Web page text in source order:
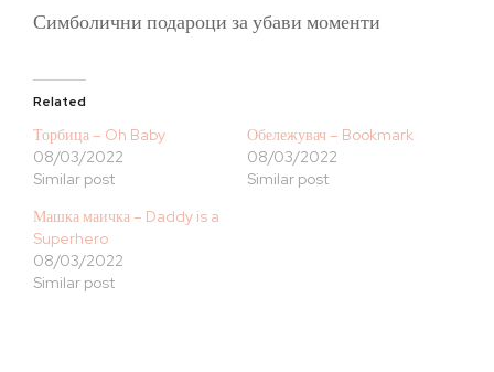
Симболични подароци за убави моменти
Related
Торбица – Oh Baby
08/03/2022
Similar post
Обележувач – Bookmark
08/03/2022
Similar post
Машка маичка – Daddy is a
Superhero
08/03/2022
Similar post